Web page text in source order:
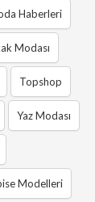
Haberleri
Modası
Topshop
Yaz Modası
Modelleri